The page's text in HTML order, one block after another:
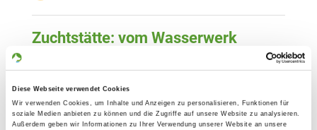
Diese Webseite verwendet Cookies
Wir verwenden Cookies, um Inhalte und Anzeigen zu personalisieren, Funktionen für
soziale Medien anbieten zu können und die Zugriffe auf unsere Website zu analysieren.
Außerdem geben wir Informationen zu Ihrer Verwendung unserer Website an unsere
Zuchtstätte: vom Wasserwerk
Details
89434 Blindheim
Welpen erwartet